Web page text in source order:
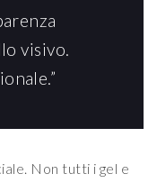
visivo.
Non tutti i gel e